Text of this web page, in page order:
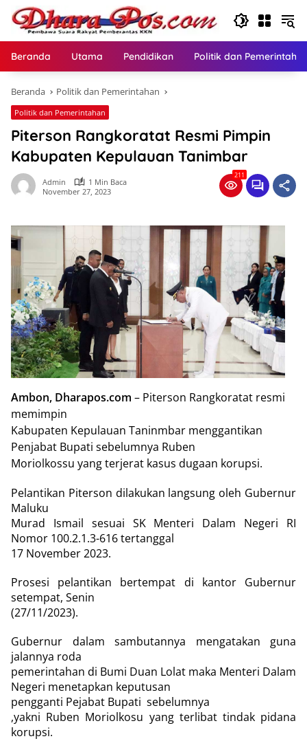
Langsung
konten
Beranda Utama Pendidikan Politik dan
Beranda Politik dan Pemerintahan
Politik dan Pemerintahan
Piterson Rangkoratat Resmi Pimpin
Kabupaten Kepulauan Tanimbar
Admin
1 Min Baca
November 27, 2023
211
Ambon, Dharapos.com – Piterson Rangkoratat resmi
memimpin
Kabupaten Kepulauan Taninmbar menggantikan
Penjabat Bupati sebelumnya Ruben
Moriolkossu yang terjerat kasus dugaan korupsi.
Pelantikan Piterson dilakukan langsung oleh Gubernur
Maluku
Murad Ismail sesuai SK Menteri Dalam Negeri RI
Nomor 100.2.1.3-616 tertanggal
17 November 2023.
Prosesi pelantikan bertempat di kantor Gubernur
setempat, Senin
(27/11/2023).
Gubernur dalam sambutannya mengatakan guna
jalannya roda
pemerintahan di Bumi Duan Lolat maka Menteri Dalam
Negeri menetapkan keputusan
pengganti Pejabat Bupati sebelumnya
,yakni Ruben Moriolkosu yang terlibat tindak pidana
korupsi.